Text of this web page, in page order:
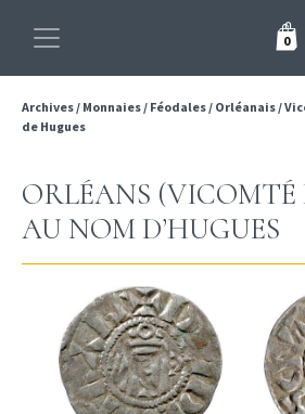
0
Archives/ Monnaies/ Féodales/ Orléanais/
de Hugues
ORLÉANS (VICOMTÉ
AU NOM D’HUGUES